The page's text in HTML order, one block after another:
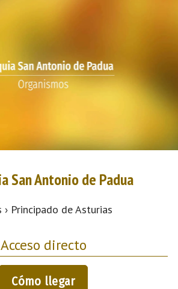
San Antonio de Padua
› Principado de Asturias
Acceso directo
Cómo llegar